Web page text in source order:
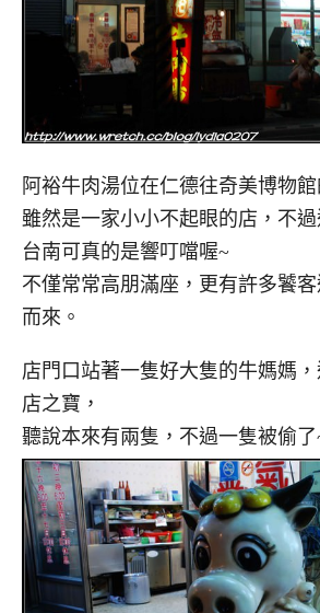
阿裕牛肉湯位在仁德往奇美博物館
雖然是一家小小不起眼的店，不
台南可真的是響叮噹喔~
不僅常常高朋滿座，更有許多饕
而來。
店門口站著一隻好大隻的牛媽媽
店之寶，
聽說本來有兩隻，不過一隻被偷了